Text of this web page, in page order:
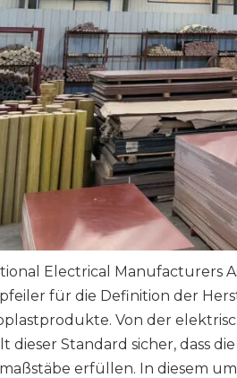
Electrical Manufacturers
für die Definition der
Von der
dieser Standard sicher, dass
erfüllen. In diesem